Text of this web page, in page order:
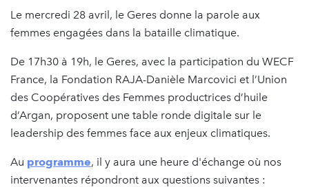
Le mercredi 28 avril, le Geres donne la parole aux
femmes engagées dans la bataille climatique.
De 17h30 à 19h, le Geres, avec la participation du WECF
France, la Fondation RAJA-Danièle Marcovici et l’Union
des Coopératives des Femmes productrices d’huile
d’Argan, proposent une table ronde digitale sur le
leadership des femmes face aux enjeux climatiques.
Au programme, il y aura une heure d'échange où nos
intervenantes répondront aux questions suivantes :